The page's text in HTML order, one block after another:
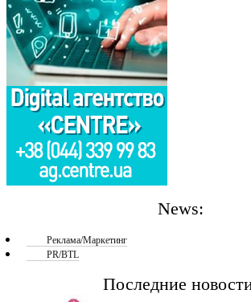
News:
Реклама/Маркетинг
PR/BTL
Последние